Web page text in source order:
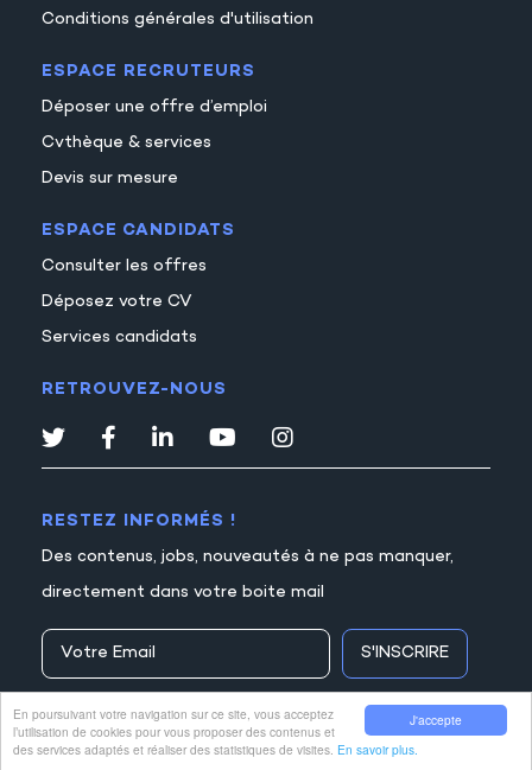
J'accepte
En poursuivant votre navigation sur ce site, vous acceptez
l’utilisation de cookies pour vous proposer des contenus et
des services adaptés et réaliser des statistiques de visites. En savoir plus.
Conditions générales d'utilisation
ESPACE RECRUTEURS
Déposer une offre d’emploi
Cvthèque & services
Devis sur mesure
ESPACE CANDIDATS
Consulter les offres
Déposez votre CV
Services candidats
RETROUVEZ-NOUS
RESTEZ INFORMÉS !
Des contenus, jobs, nouveautés à ne pas manquer,
directement dans votre boite mail
S'INSCRIRE
© Comptajob ● Tous droits réservés 2026 ● Mentions legales